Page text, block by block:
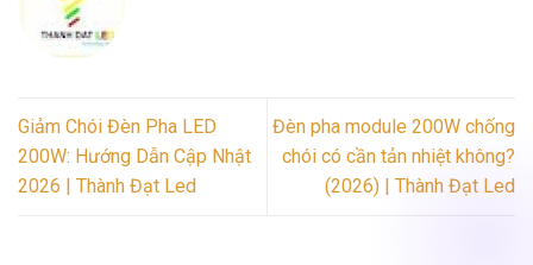
Giảm Chói Đèn Pha LED
200W: Hướng Dẫn Cập Nhật
2026 | Thành Đạt Led
Đèn pha module 200W chống
chói có cần tản nhiệt không?
(2026) | Thành Đạt Led